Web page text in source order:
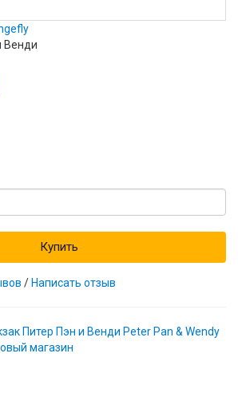
Венди
Купить
/ Написать отзыв
Питер Пэн и Венди Peter Pan & Wendy
магазин